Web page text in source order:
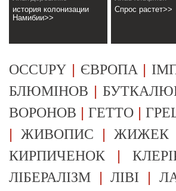
история колонизации
Намибии>>
Спрос растет>>
OCCUPY | ЄВРОПА |
БЛЮМІНОВ |
ВОРОНОВ |ГЕТТО |
|ЖИВОПИС |ЖИЖЕК
КИРПИЧЕНОК |
ЛІБЕРАЛІЗМ |ЛІВІ |